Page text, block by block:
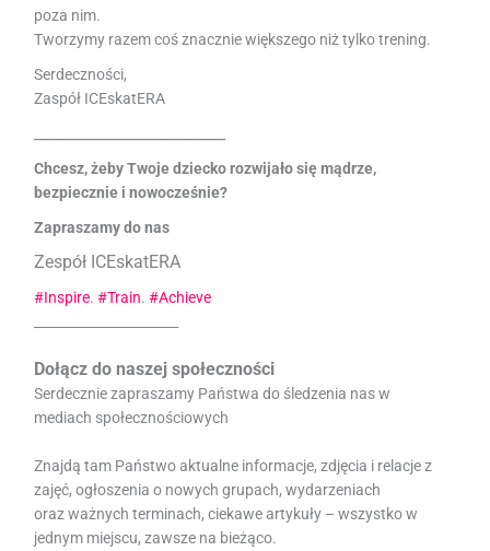
poza nim.
Tworzymy razem coś znacznie większego niż tylko trening.
Serdeczności,
Zaspół ICEskatERA
Chcesz, żeby Twoje dziecko rozwijało się mądrze,
bezpiecznie i nowocześnie?
Zapraszamy do nas
Zespół ICEskatERA
#Inspire.#Train.#Achieve
Dołącz do naszej społeczności
Serdecznie zapraszamy Państwa do śledzenia nas w
mediach społecznościowych
Znajdą tam Państwo aktualne informacje, zdjęcia i relacje z
zajęć, ogłoszenia o nowych grupach, wydarzeniach
oraz ważnych terminach, ciekawe artykuły – wszystko w
jednym miejscu, zawsze na bieżąco.